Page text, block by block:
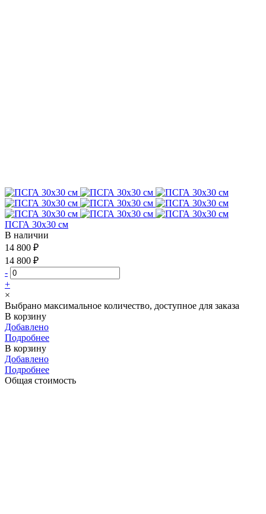
ПСГА 30х30 см
В наличии
14 800 ₽
14 800 ₽
-
+
×
Выбрано максимальное количество, доступное для заказа
В корзину
Добавлено
Подробнее
В корзину
Добавлено
Подробнее
Общая стоимость